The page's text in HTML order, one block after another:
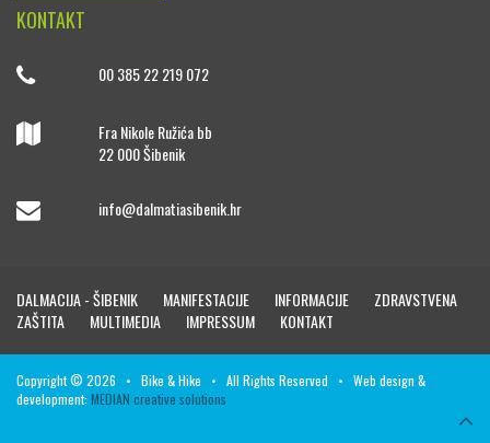
KONTAKT
00 385 22 219 072
Fra Nikole Ružića bb
22 000 Šibenik
info@dalmatiasibenik.hr
DALMACIJA - ŠIBENIK MANIFESTACIJE INFORMACIJE
ZDRAVSTVENA
ZAŠTITA
MULTIMEDIA IMPRESSUM KONTAKT
Copyright © 2026 • Bike & Hike • All Rights Reserved • Web design &
development: MEDIAN creative solutions